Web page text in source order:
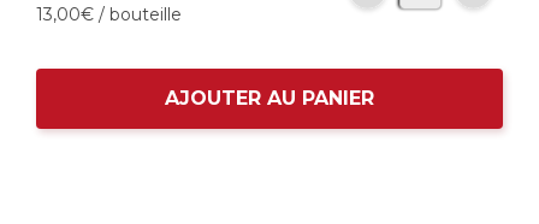
13,00€ / bouteille
AJOUTER AU PANIER